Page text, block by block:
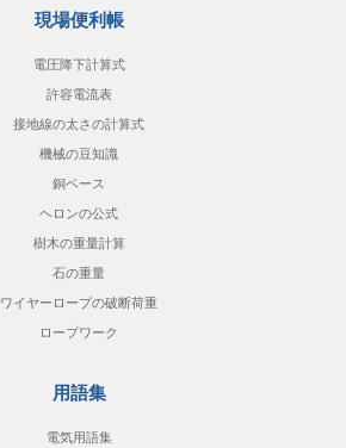
現場便利帳
電圧降下計算式
許容電流表
接地線の太さの計算式
機械の豆知識
銅ベース
ヘロンの公式
樹木の重量計算
石の重量
ワイヤーロープの破断荷重
ロープワーク
用語集
電気用語集